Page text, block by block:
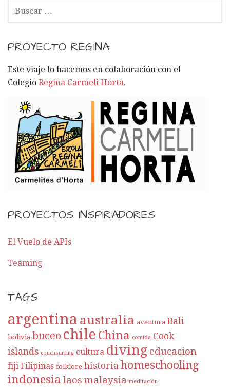
c
i
ó
n
r
E
t
r
a
a
C
A
R
:
PROYECTO REGINA
Este viaje lo hacemos en colaboración con el
Colegio Regina Carmeli Horta.
PROYECTOS INSPIRADORES
El Vuelo de APIs
Teaming
TAGS
argentina australia aventura Bali
bolivia buceo chile China comida Cook
islands couchsurfing cultura diving educacion
fiji Filipinas folklore historia homeschooling
indonesia laos malaysia meditación